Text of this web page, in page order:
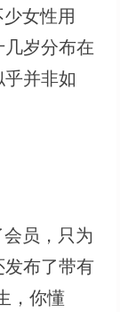
女性用
几岁分布在
并非如
员，只为
布了带有
，你懂